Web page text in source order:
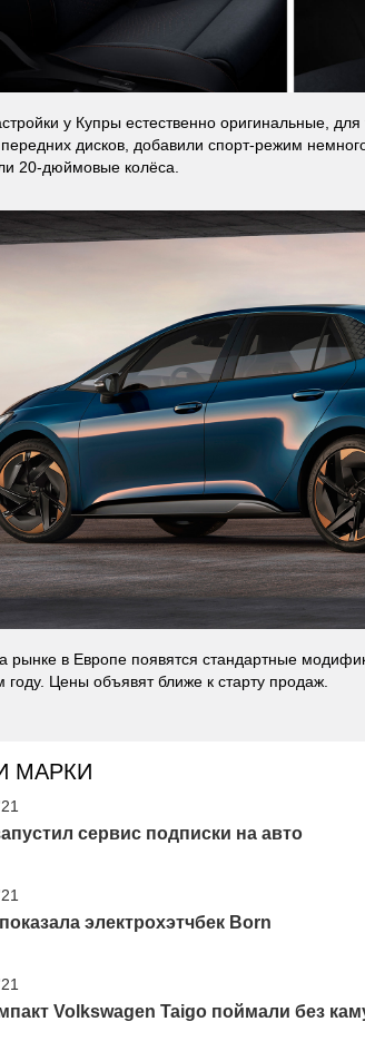
у Купры естественно оригинальные,
дисков, добавили спорт-режим
20-дюймовые колёса.
рынке в Европе появятся стандартные
Цены объявят ближе к старту продаж.
МАРКИ
сервис подписки на авто
электрохэтчбек Born
Volkswagen Taigo поймали без